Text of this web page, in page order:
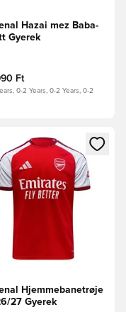
Hazai mez Baba-
Gyerek
Ft
0-2 Years, 0-2 Years, 0-2
vagy a tagként
egy modált a
Hjemmebanetrøje
27 Gyerek